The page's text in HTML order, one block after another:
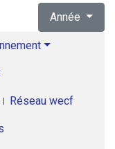
Année
Réseau wecf